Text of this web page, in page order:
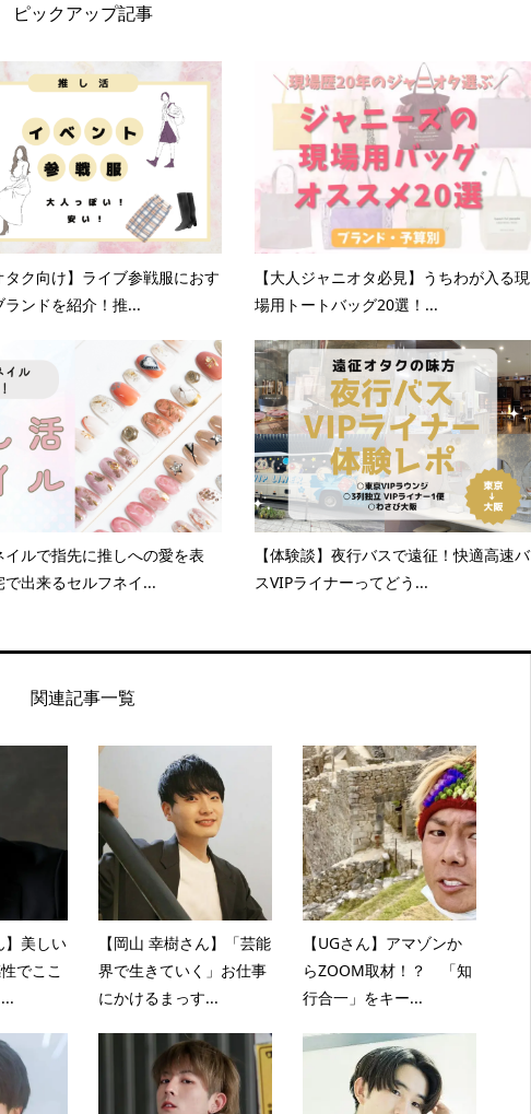
ピックアップ記事
タク向け】ライブ参戦服におす
ランドを紹介！推...
【大人ジャニオタ必見】うちわが入る現
場用トートバッグ20選！...
イルで指先に推しへの愛を表
で出来るセルフネイ...
【体験談】夜行バスで遠征！快適高速バ
スVIPライナーってどう...
関連記事一覧
】美しい
でここ
【岡山 幸樹さん】「芸能
界で生きていく」お仕事
にかけるまっす...
【UGさん】アマゾンか
らZOOM取材！？ 「知
行合一」をキー...